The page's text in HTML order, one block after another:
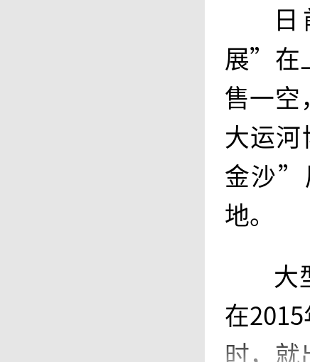
展”在
售一空
大运
金沙”
地。
大
在
时，就